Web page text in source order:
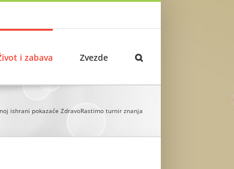
i zabava Zvezde
ishrani pokazaće ZdravoRastimo turnir znanja